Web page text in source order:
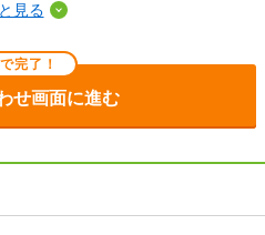
見る
完了！
せ画面に進む